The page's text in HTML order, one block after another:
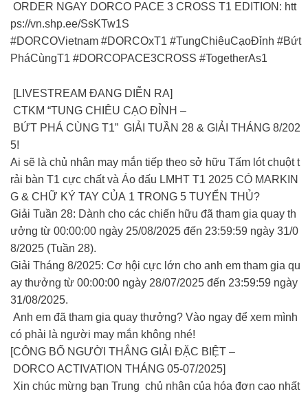
ORDER NGAY DORCO PACE 3 CROSS T1 EDITION: htt
ps://vn.shp.ee/SsKTw1S
#DORCOVietnam #DORCOxT1 #TungChiêuCạoĐỉnh #Bứt
PháCùngT1 #DORCOPACE3CROSS #TogetherAs1
[LIVESTREAM ĐANG DIỄN RA]
CTKM “TUNG CHIÊU CẠO ĐỈNH –
BỨT PHÁ CÙNG T1” GIẢI TUẦN 28 & GIẢI THÁNG 8/202
5!
Ai sẽ là chủ nhân may mắn tiếp theo sở hữu Tấm lót chuột t
rải bàn T1 cực chất và Áo đấu LMHT T1 2025 CÓ MARKIN
G & CHỮ KÝ TAY CỦA 1 TRONG 5 TUYỂN THỦ?
Giải Tuần 28: Dành cho các chiến hữu đã tham gia quay th
ưởng từ 00:00:00 ngày 25/08/2025 đến 23:59:59 ngày 31/0
8/2025 (Tuần 28).
Giải Tháng 8/2025: Cơ hội cực lớn cho anh em tham gia qu
ay thưởng từ 00:00:00 ngày 28/07/2025 đến 23:59:59 ngày
31/08/2025.
Anh em đã tham gia quay thưởng? Vào ngay để xem mình
có phải là người may mắn không nhé!
[CÔNG BỐ NGƯỜI THẮNG GIẢI ĐẶC BIỆT –
DORCO ACTIVATION THÁNG 05-07/2025]
Xin chúc mừng bạn Trung chủ nhân của hóa đơn cao nhất